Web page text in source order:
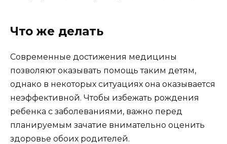
Что же делать
Современные достижения медицины
позволяют оказывать помощь таким детям,
однако в некоторых ситуациях она оказывается
неэффективной. Чтобы избежать рождения
ребенка с заболеваниями, важно перед
планируемым зачатие внимательно оценить
здоровье обоих родителей.